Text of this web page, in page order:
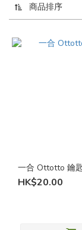
選
(0/20)
價格
商品排序
一合 Ottotto 鑰
HK$20.00